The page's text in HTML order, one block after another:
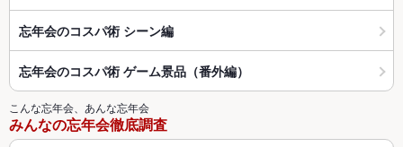
忘年会のコスパ術 シーン編
忘年会のコスパ術 ゲーム景品（番外編）
こんな忘年会、あんな忘年会
みんなの忘年会徹底調査